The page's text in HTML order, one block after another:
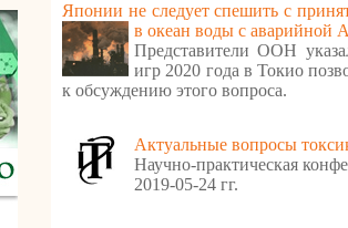
Японии не следует спешить с
в океан воды с
Представители ООН
игр 2020 года в Токио
к обсуждению этого вопроса.
Актуальные вопросы
Научно-практическая
2019-05-24 гг.